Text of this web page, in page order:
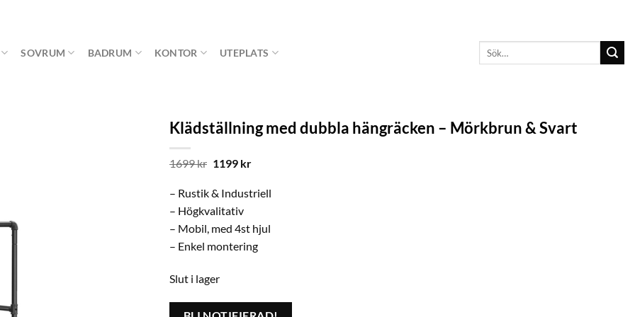
SOVRUM BADRUM KONTOR UTEPLATS
Klädställning med dubbla hängräcken – Mörkbrun & Svart
1699kr Det
var:
1699 kr.
1199 krDet
är:
– Rustik & Industriell
– Högkvalitativ
– Mobil, med 4st hjul
– Enkel montering
Slut i lager